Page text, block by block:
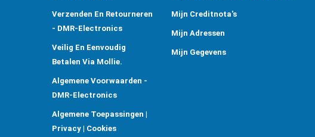
Verzenden En Retourneren
- DMR-Electronics
Veilig En Eenvoudig
Betalen Via Mollie.
Algemene Voorwaarden -
DMR-Electronics
Algemene Toepassingen |
Privacy | Cookies
Mijn Creditnota's
Mijn Adressen
Mijn Gegevens